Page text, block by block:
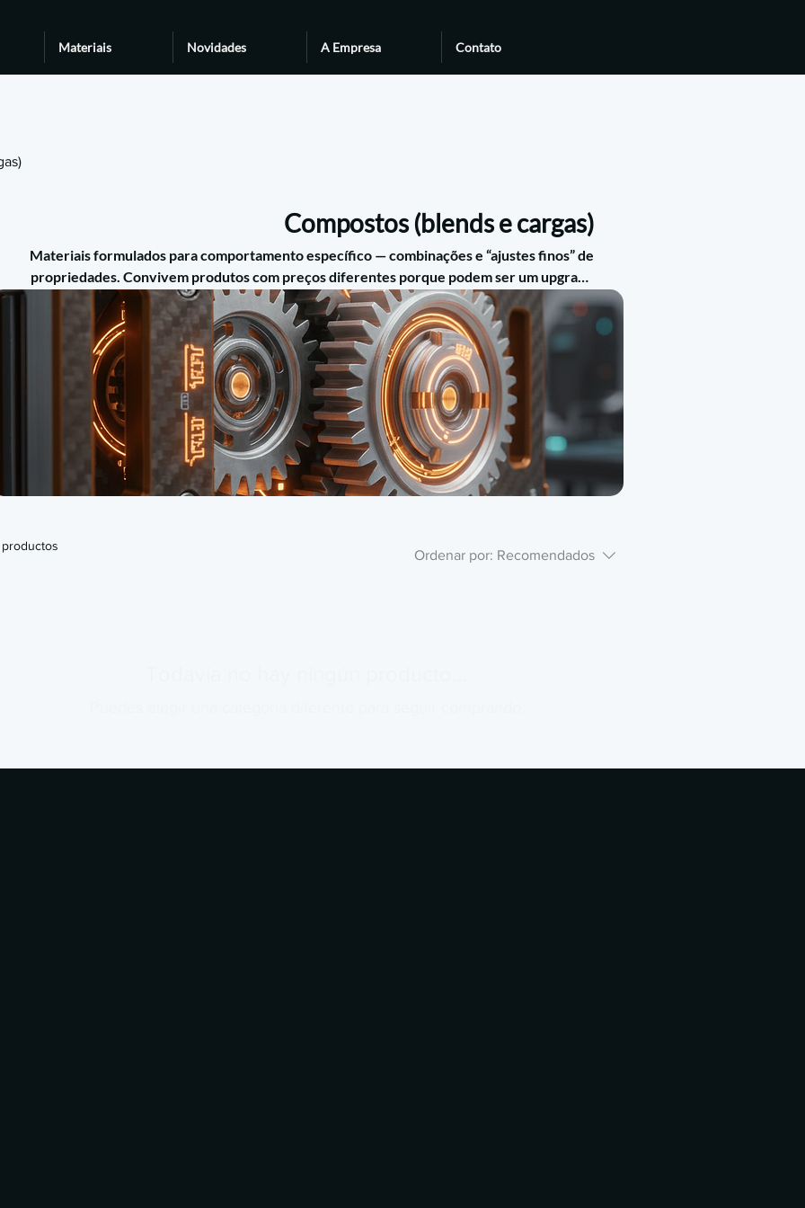
Materiais Novidades A Empresa Contato
Compostos (blends e cargas)
Materiais formulados para comportamento específico — combinações e “ajustes finos” de
propriedades. Convivem produtos com preços diferentes porque podem ser um upgrade
ou uma formulação técnica de alta especialização. A escolha é guiada pelo requisito real
da peça e pelo nível de performance desejado.
Ordenar por: Recomendados